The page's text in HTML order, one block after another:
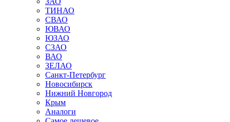
ТИНАО
СВАО
ЮВАО
ЮЗАО
СЗАО
ВАО
ЗЕЛАО
Санкт-Петербург
Новосибирск
Нижний Новгород
Крым
Аналоги